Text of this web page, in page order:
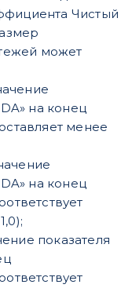
Чистый
может
на конец
менее
на конец
показателя